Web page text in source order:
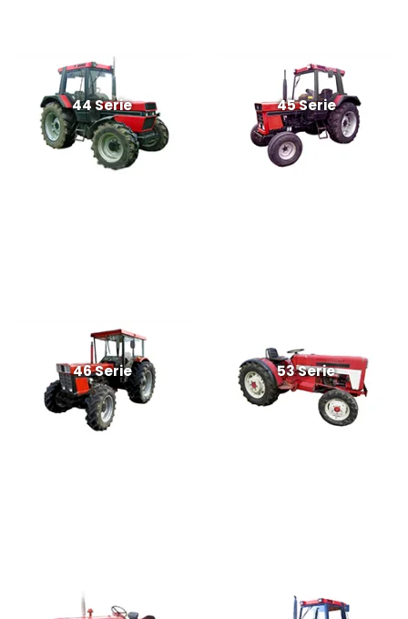
44 Serie 45 Serie
46 Serie 53 Serie